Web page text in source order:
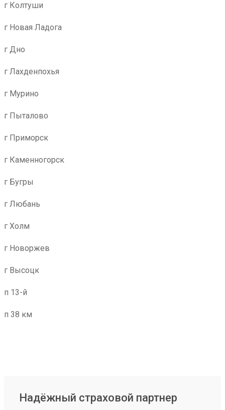
г Колтуши
г Новая Ладога
г Дно
г Лахденпохья
г Мурино
г Пыталово
г Приморск
г Каменногорск
г Бугры
г Любань
г Холм
г Новоржев
г Высоцк
п 13-й
п 38 км
Надёжный страховой партнер